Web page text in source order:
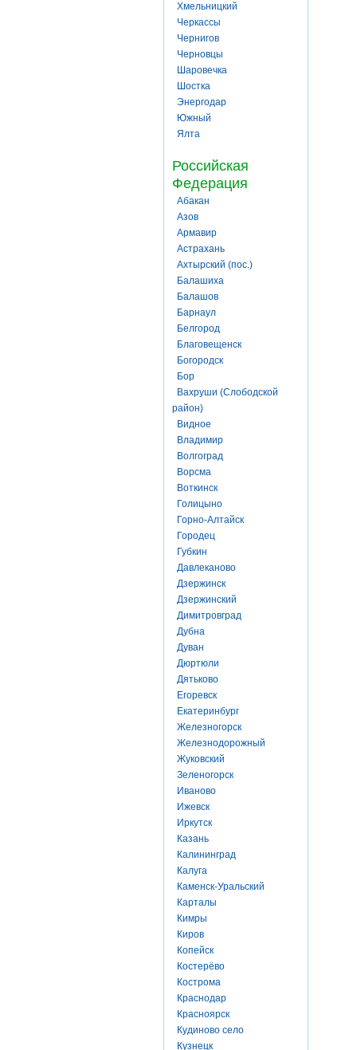
Хмельницкий
Черкассы
Чернигов
Черновцы
Шаровечка
Шостка
Энергодар
Южный
Ялта
Российская
Федерация
Абакан
Азов
Армавир
Астрахань
Ахтырский (пос.)
Балашиха
Балашов
Барнаул
Белгород
Благовещенск
Богородск
Бор
Вахруши (Слободской
район)
Видное
Владимир
Волгоград
Ворсма
Воткинск
Голицыно
Горно-Алтайск
Городец
Губкин
Давлеканово
Дзержинск
Дзержинский
Димитровград
Дубна
Дуван
Дюртюли
Дятьково
Егоревск
Екатеринбург
Железногорск
Железнодорожный
Жуковский
Зеленогорск
Иваново
Ижевск
Иркутск
Казань
Калининград
Калуга
Каменск-Уральский
Карталы
Кимры
Киров
Копейск
Костерёво
Кострома
Краснодар
Красноярск
Кудиново село
Кузнецк